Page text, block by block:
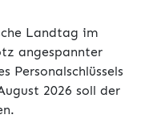
Landtag im
angespannter
Personalschlüssels
2026 soll der